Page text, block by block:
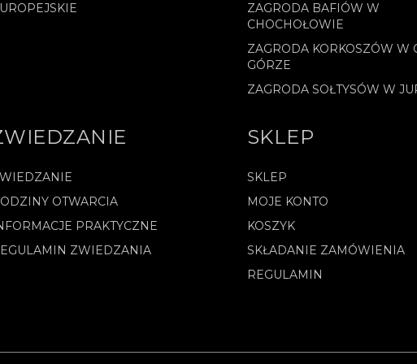
ZAGRODA BAFIÓW W
CHOCHOŁOWIE
ZAGRODA KORKOSZÓW W
GÓRZE
ZAGRODA SOŁTYSÓW W
OTWARCIA
PRAKTYCZNE
ZWIEDZANIA
SKLEP
SKLEP
MOJE KONTO
KOSZYK
SKŁADANIE ZAMÓWIENIA
REGULAMIN